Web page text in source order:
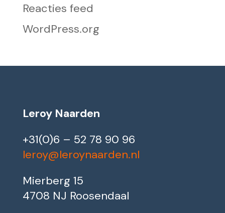
Reacties feed
WordPress.org
Leroy Naarden
+31(0)6 – 52 78 90 96
leroy@leroynaarden.nl
Mierberg 15
4708 NJ Roosendaal